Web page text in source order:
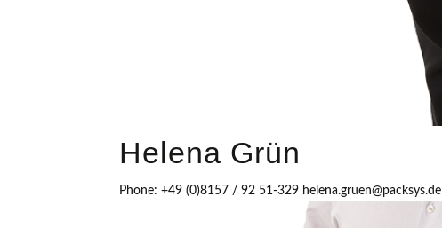
Helena Grün
Phone: +49 (0)8157 / 92 51-329 helena.gruen@packsys.de